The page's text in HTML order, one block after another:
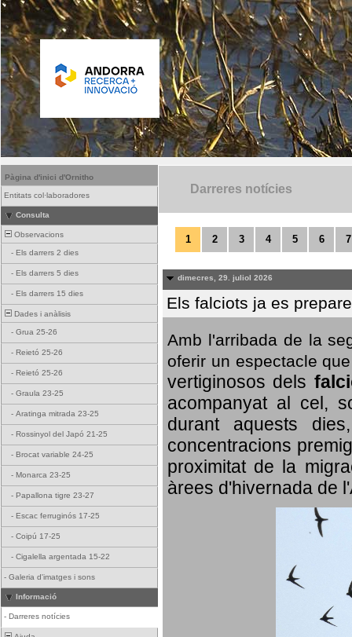
Pàgina d'inici d'Ornitho
Entitats col·laboradores
Consulta
Observacions
- Els darrers 2 dies
- Els darrers 5 dies
- Els darrers 15 dies
Dades i anàlisis
- Grua 25-26
- Reietó 25-26
- Reietó 25-26
- Graula 23-25
- Aratinga mitrada 23-25
- Rossinyol del Japó 21-25
- Brocat variable 24-25
- Monarca 23-25
- Papallona tigre 23-27
- Escac ferruginós 17-25
- Coipú 17-25
- Cigalella argentada 15-22
- Galeria d'imatges i sons
Informació
- Darreres notícies
Darreres notícies
1 2 3 4 5 6 7
dimecres, 29. juliol 2026
Els falciots ja es
Amb l'arribada de la
oferir un espectacle
vertiginosos dels
acompanyat al cel,
durant aquests
concentracions
proximitat de la
àrees d'hivernada de